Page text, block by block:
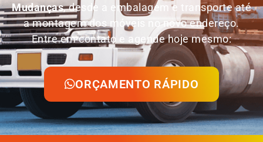
Mudanças, desde a embalagem e transporte até
a montagem dos móveis no novo endereço.
Entre em contato e agende hoje mesmo:
ORÇAMENTO RÁPIDO